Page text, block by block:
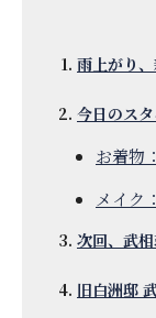
雨上がり
今日のス
お着物
メイク
次回、武
旧白洲邸